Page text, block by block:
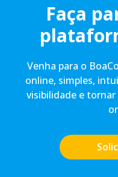
Faça
Venha para o
online, simples,
visibilidade e